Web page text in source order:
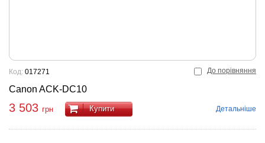
До порівняння
Canon ACK-DC10
Код: 017271
3 503 грн Купити Детальніше